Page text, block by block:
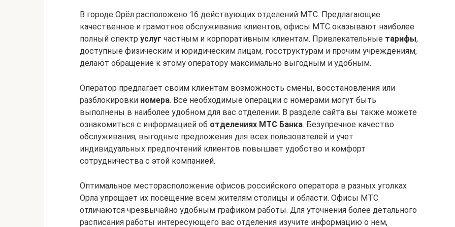
В городе Орёл расположено 16 действующих отделений МТС. Предлагающие
качественное и грамотное обслуживание клиентов, офисы МТС оказывают наиболее
полный спектр услуг частным и корпоративным клиентам. Привлекательные тарифы,
доступные физическим и юридическим лицам, госструктурам и прочим учреждениям,
делают обращение к этому оператору максимально выгодным и удобным.
Оператор предлагает своим клиентам возможность смены, восстановления или
разблокировки номера. Все необходимые операции с номерами могут быть
выполнены в наиболее удобном для вас отделении. В разделе сайта вы также можете
ознакомиться с информацией об отделениях МТС Банка. Безупречное качество
обслуживания, выгодные предложения для всех пользователей и учет
индивидуальных предпочтений клиентов повышает удобство и комфорт
сотрудничества с этой компанией.
Оптимальное месторасположение офисов российского оператора в разных уголках
Орла упрощает их посещение всем жителям столицы и области. Офисы МТС
отличаются чрезвычайно удобным графиком работы. Для уточнения более детального
расписания работы интересующего вас отделения изучите информацию о нем,